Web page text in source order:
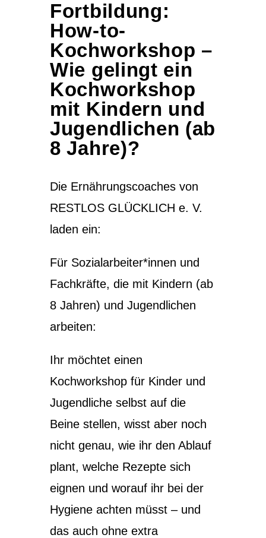
Fortbildung:
How-to-
Kochworkshop –
Wie gelingt ein
Kochworkshop
mit Kindern und
Jugendlichen (ab
8 Jahre)?
Die Ernährungscoaches von
RESTLOS GLÜCKLICH e. V.
laden ein:
Für Sozialarbeiter*innen und
Fachkräfte, die mit Kindern (ab
8 Jahren) und Jugendlichen
arbeiten:
Ihr möchtet einen
Kochworkshop für Kinder und
Jugendliche selbst auf die
Beine stellen, wisst aber noch
nicht genau, wie ihr den Ablauf
plant, welche Rezepte sich
eignen und worauf ihr bei der
Hygiene achten müsst – und
das auch ohne extra